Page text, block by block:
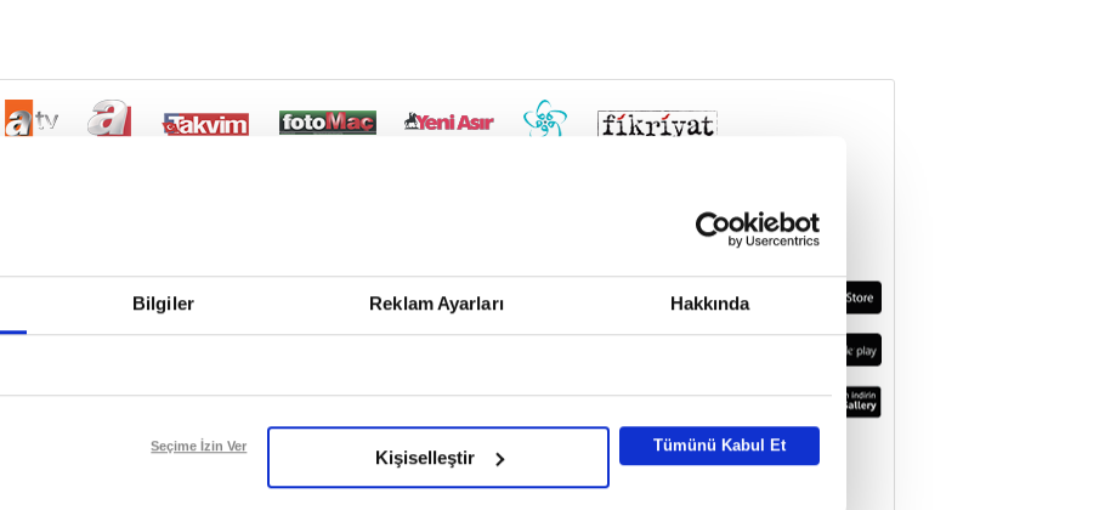
Bilgiler Reklam Ayarları Hakkında
Seçime İzin Ver
Kişiselleştir
Tümünü Kabul Et